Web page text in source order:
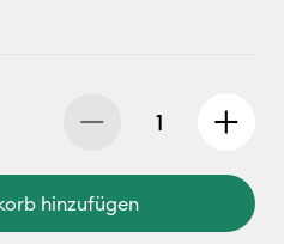
hinzufügen